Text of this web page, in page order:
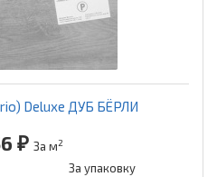
Deluxe ДУБ БЁРЛИ
₽ За м2
За упаковку